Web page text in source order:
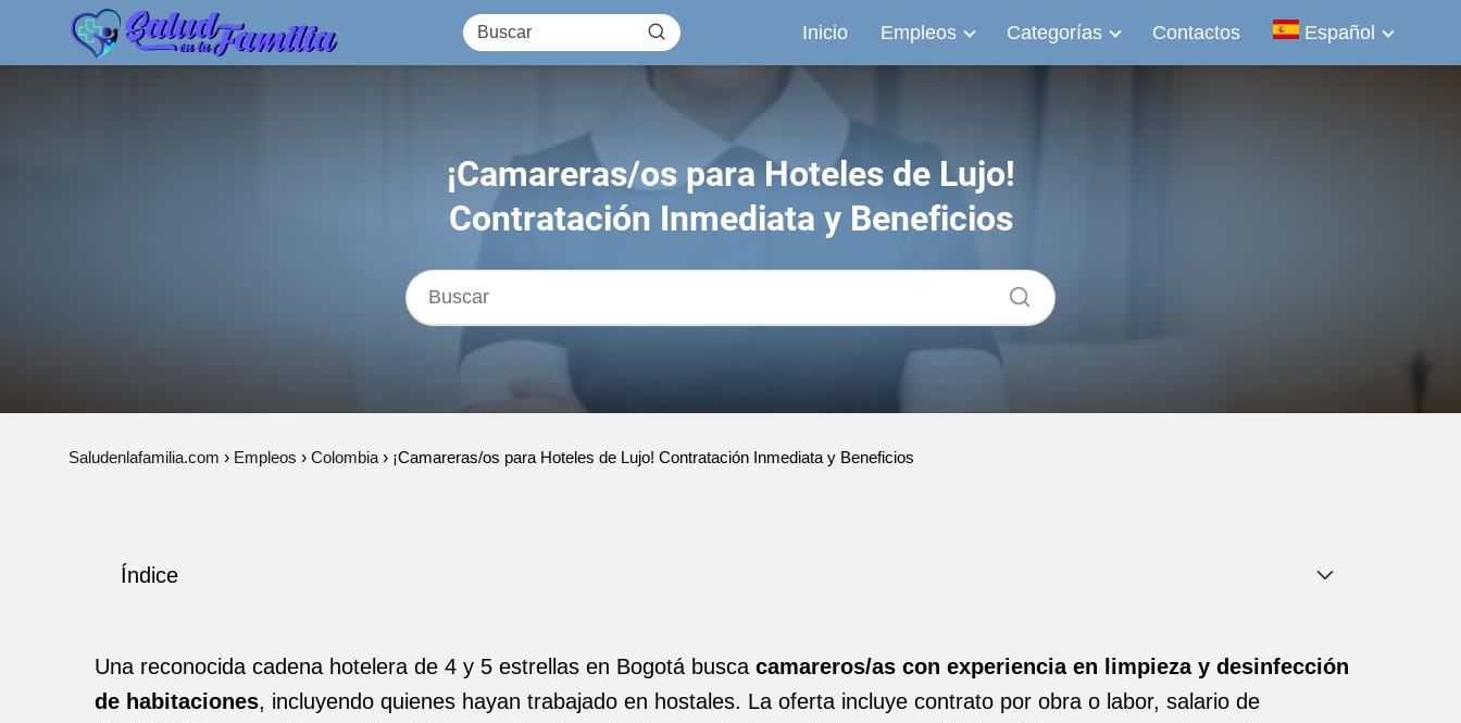
Inicio Empleos Categorías Contactos Español
¡Camareras/os para Hoteles de Lujo!
Contratación Inmediata y Beneficios
Saludenlafamilia.com Empleos Colombia ¡Camareras/os para Hoteles de Lujo! Contratación Inmediata y Beneficios
Índice
Una reconocida cadena hotelera de 4 y 5 estrellas en Bogotá busca camareros/as con experiencia en limpieza y desinfección
de habitaciones, incluyendo quienes hayan trabajado en hostales. La oferta incluye contrato por obra o labor, salario de